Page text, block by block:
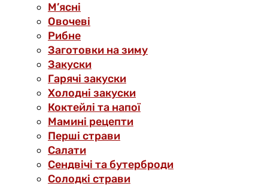
М’ясні
Овочеві
Рибне
Заготовки на зиму
Закуски
Гарячі закуски
Холодні закуски
Коктейлі та напої
Мамині рецепти
Перші страви
Салати
Сендвічі та бутерброди
Солодкі страви